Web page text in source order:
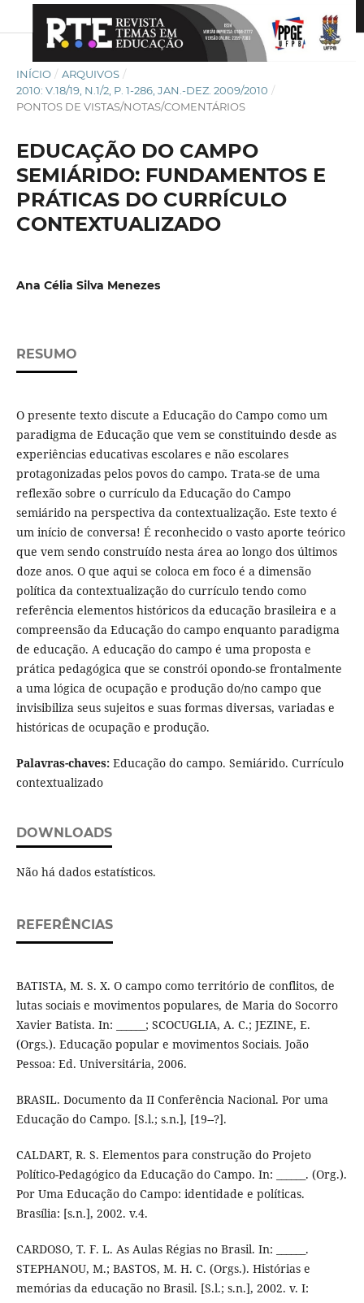
INÍCIO / ARQUIVOS /
2010: V.18/19, N.1/2, P. 1-286, JAN.-DEZ. 2009/2010 /
PONTOS DE VISTAS/NOTAS/COMENTÁRIOS
EDUCAÇÃO DO CAMPO
SEMIÁRIDO: FUNDAMENTOS E
PRÁTICAS DO CURRÍCULO
CONTEXTUALIZADO
Ana Célia Silva Menezes
RESUMO
O presente texto discute a Educação do Campo como um
paradigma de Educação que vem se constituindo desde as
experiências educativas escolares e não escolares
protagonizadas pelos povos do campo. Trata-se de uma
reflexão sobre o currículo da Educação do Campo
semiárido na perspectiva da contextualização. Este texto é
um início de conversa! É reconhecido o vasto aporte teórico
que vem sendo construído nesta área ao longo dos últimos
doze anos. O que aqui se coloca em foco é a dimensão
política da contextualização do currículo tendo como
referência elementos históricos da educação brasileira e a
compreensão da Educação do campo enquanto paradigma
de educação. A educação do campo é uma proposta e
prática pedagógica que se constrói opondo-se frontalmente
a uma lógica de ocupação e produção do/no campo que
invisibiliza seus sujeitos e suas formas diversas, variadas e
históricas de ocupação e produção.
Palavras-chaves: Educação do campo. Semiárido. Currículo
contextualizado
DOWNLOADS
Não há dados estatísticos.
REFERÊNCIAS
BATISTA, M. S. X. O campo como território de conflitos, de
lutas sociais e movimentos populares, de Maria do Socorro
Xavier Batista. In: ______; SCOCUGLIA, A. C.; JEZINE, E.
(Orgs.). Educação popular e movimentos Sociais. João
Pessoa: Ed. Universitária, 2006.
BRASIL. Documento da II Conferência Nacional. Por uma
Educação do Campo. [S.l.; s.n.], [19--?].
CALDART, R. S. Elementos para construção do Projeto
Político-Pedagógico da Educação do Campo. In: ______. (Org.).
Por Uma Educação do Campo: identidade e políticas.
Brasília: [s.n.], 2002. v.4.
CARDOSO, T. F. L. As Aulas Régias no Brasil. In: ______.
STEPHANOU, M.; BASTOS, M. H. C. (Orgs.). Histórias e
memórias da educação no Brasil. [S.l.; s.n.], 2002. v. I: